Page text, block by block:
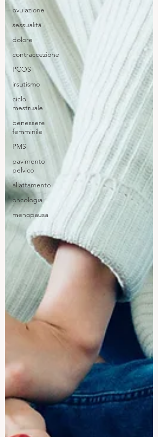
ovulazione
sessualità
dolore
contraccezione
PCOS
irsutismo
ciclo
mestruale
benessere
femminile
PMS
pavimento
pelvico
allattamento
oncologia
menopausa